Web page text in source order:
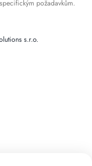
požadavkům.
s.r.o.